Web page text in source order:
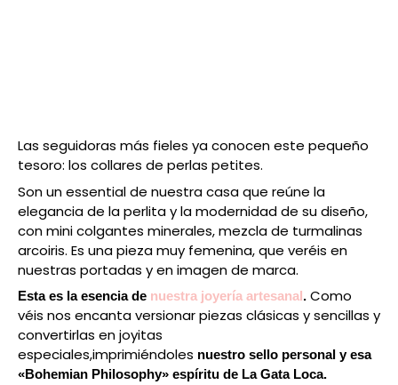
Las seguidoras más fieles ya conocen este pequeño
tesoro: los collares de perlas petites.
Son un essential de nuestra casa que reúne la
elegancia de la perlita y la modernidad de su diseño,
con mini colgantes minerales, mezcla de turmalinas
arcoiris. Es una pieza muy femenina, que veréis en
nuestras portadas y en imagen de marca.
Esta es la esencia de nuestra joyería artesanal. Como
véis nos encanta versionar piezas clásicas y sencillas y
convertirlas en joyitas
especiales,imprimiéndoles nuestro sello personal y esa
«Bohemian Philosophy» espíritu de La Gata Loca.